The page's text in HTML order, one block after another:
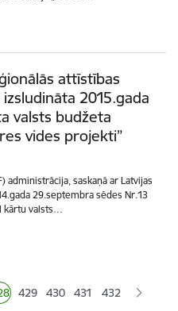
attīstības
2015.gada
valsts budžeta
vides projekti”
administrācija, saskaņā ar Latvijas
29.septembra sēdes Nr.13
kārtu valsts…
lapa
Lapa
429 Lapa
430 Lapa
431 432